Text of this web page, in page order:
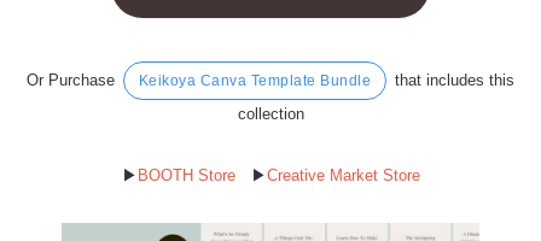
Or Purchase Keikoya Canva Template Bundle
that includes this
collection
▶︎ BOOTH Store▶︎Creative Market Store